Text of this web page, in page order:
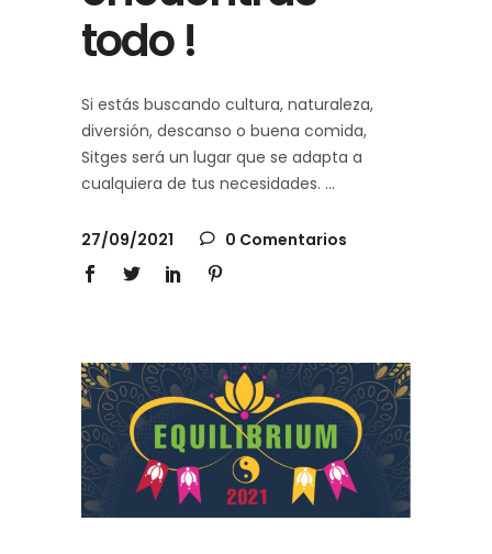
todo !
Si estás buscando cultura, naturaleza,
diversión, descanso o buena comida,
Sitges será un lugar que se adapta a
cualquiera de tus necesidades.
27/09/2021 0 Comentarios